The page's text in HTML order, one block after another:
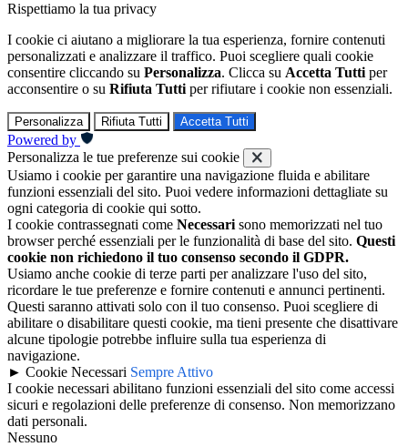
Rispettiamo la tua privacy
I cookie ci aiutano a migliorare la tua esperienza, fornire contenuti
personalizzati e analizzare il traffico. Puoi scegliere quali cookie
consentire cliccando su Personalizza. Clicca su Accetta Tutti per
acconsentire o su Rifiuta Tutti per rifiutare i cookie non essenziali.
Personalizza Rifiuta Tutti Accetta Tutti
Powered by
Personalizza le tue preferenze sui cookie
Usiamo i cookie per garantire una navigazione fluida e abilitare
funzioni essenziali del sito. Puoi vedere informazioni dettagliate su
ogni categoria di cookie qui sotto.
I cookie contrassegnati come Necessari sono memorizzati nel tuo
browser perché essenziali per le funzionalità di base del sito. Questi
cookie non richiedono il tuo consenso secondo il GDPR.
Usiamo anche cookie di terze parti per analizzare l'uso del sito,
ricordare le tue preferenze e fornire contenuti e annunci pertinenti.
Questi saranno attivati solo con il tuo consenso. Puoi scegliere di
abilitare o disabilitare questi cookie, ma tieni presente che disattivare
alcune tipologie potrebbe influire sulla tua esperienza di
navigazione.
► Cookie Necessari Sempre Attivo
I cookie necessari abilitano funzioni essenziali del sito come accessi
sicuri e regolazioni delle preferenze di consenso. Non memorizzano
dati personali.
Nessuno